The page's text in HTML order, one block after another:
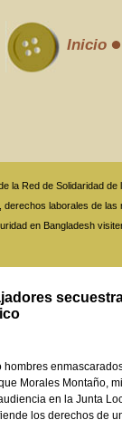
Inicio
la Red de Solidaridad de
laborales de las
en Bangladesh
Morales Montaño,
en la Junta
los derechos de